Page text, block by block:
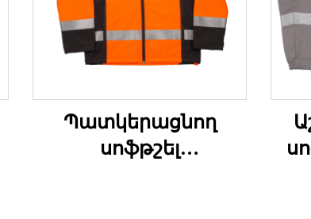
Պատկերացնող
սոֆթշել